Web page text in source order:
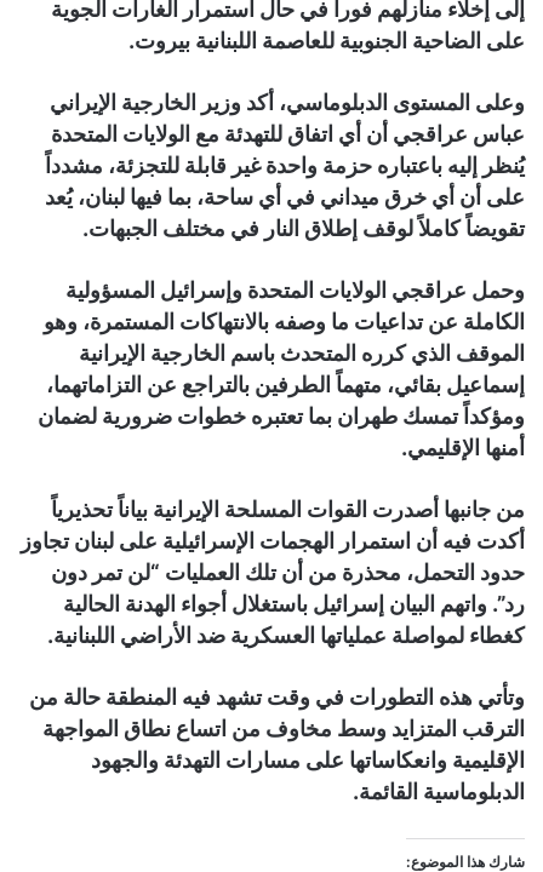
إلى إخلاء منازلهم فوراً في حال استمرار الغارات الجوية
على الضاحية الجنوبية للعاصمة اللبنانية بيروت.
وعلى المستوى الدبلوماسي، أكد وزير الخارجية الإيراني
عباس عراقجي أن أي اتفاق للتهدئة مع الولايات المتحدة
يُنظر إليه باعتباره حزمة واحدة غير قابلة للتجزئة، مشدداً
على أن أي خرق ميداني في أي ساحة، بما فيها لبنان، يُعد
تقويضاً كاملاً لوقف إطلاق النار في مختلف الجبهات.
وحمل عراقجي الولايات المتحدة وإسرائيل المسؤولية
الكاملة عن تداعيات ما وصفه بالانتهاكات المستمرة، وهو
الموقف الذي كرره المتحدث باسم الخارجية الإيرانية
إسماعيل بقائي، متهماً الطرفين بالتراجع عن التزاماتهما،
ومؤكداً تمسك طهران بما تعتبره خطوات ضرورية لضمان
أمنها الإقليمي.
من جانبها أصدرت القوات المسلحة الإيرانية بياناً تحذيرياً
أكدت فيه أن استمرار الهجمات الإسرائيلية على لبنان تجاوز
حدود التحمل، محذرة من أن تلك العمليات “لن تمر دون
رد”. واتهم البيان إسرائيل باستغلال أجواء الهدنة الحالية
كغطاء لمواصلة عملياتها العسكرية ضد الأراضي اللبنانية.
وتأتي هذه التطورات في وقت تشهد فيه المنطقة حالة من
الترقب المتزايد وسط مخاوف من اتساع نطاق المواجهة
الإقليمية وانعكاساتها على مسارات التهدئة والجهود
الدبلوماسية القائمة.
شارك هذا الموضوع: